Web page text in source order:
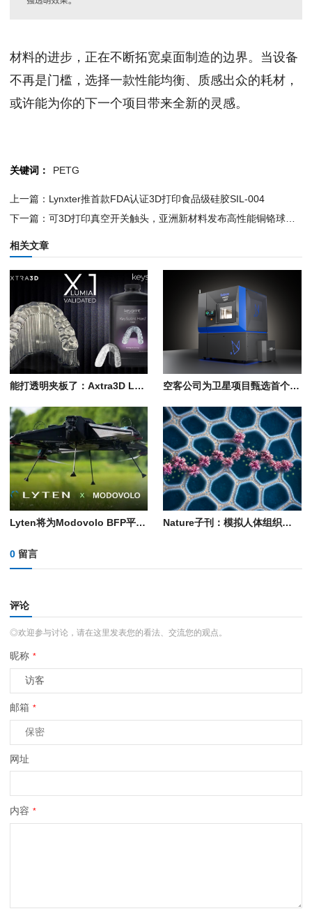
材料的进步，正在不断拓宽桌面制造的边界。当设备
不再是门槛，选择一款性能均衡、质感出众的耗材，
或许能为你的下一个项目带来全新的灵感。
关键词： PETG
上一篇：Lynxter推首款FDA认证3D打印食品级硅胶SIL-004
相关文章
能打透明夹板了：Axtra3D Lumia X1验证KeySplint Hard Clear树脂 空客公司为卫星项目甄选首个替代聚合物增材制造合作伙伴
Lyten将为Modovolo BFP平台供应3D石墨烯丝材，瞄准美国无人机本土供应链 Nature子刊：模拟人体组织的3D打印材料，可用于疾病治疗、机器人制造以及矿物质回收
0 留言
评论
◎欢迎参与讨论，请在这里发表您的看法、交流您的观点。
昵称 *
邮箱 *
网址
内容 *